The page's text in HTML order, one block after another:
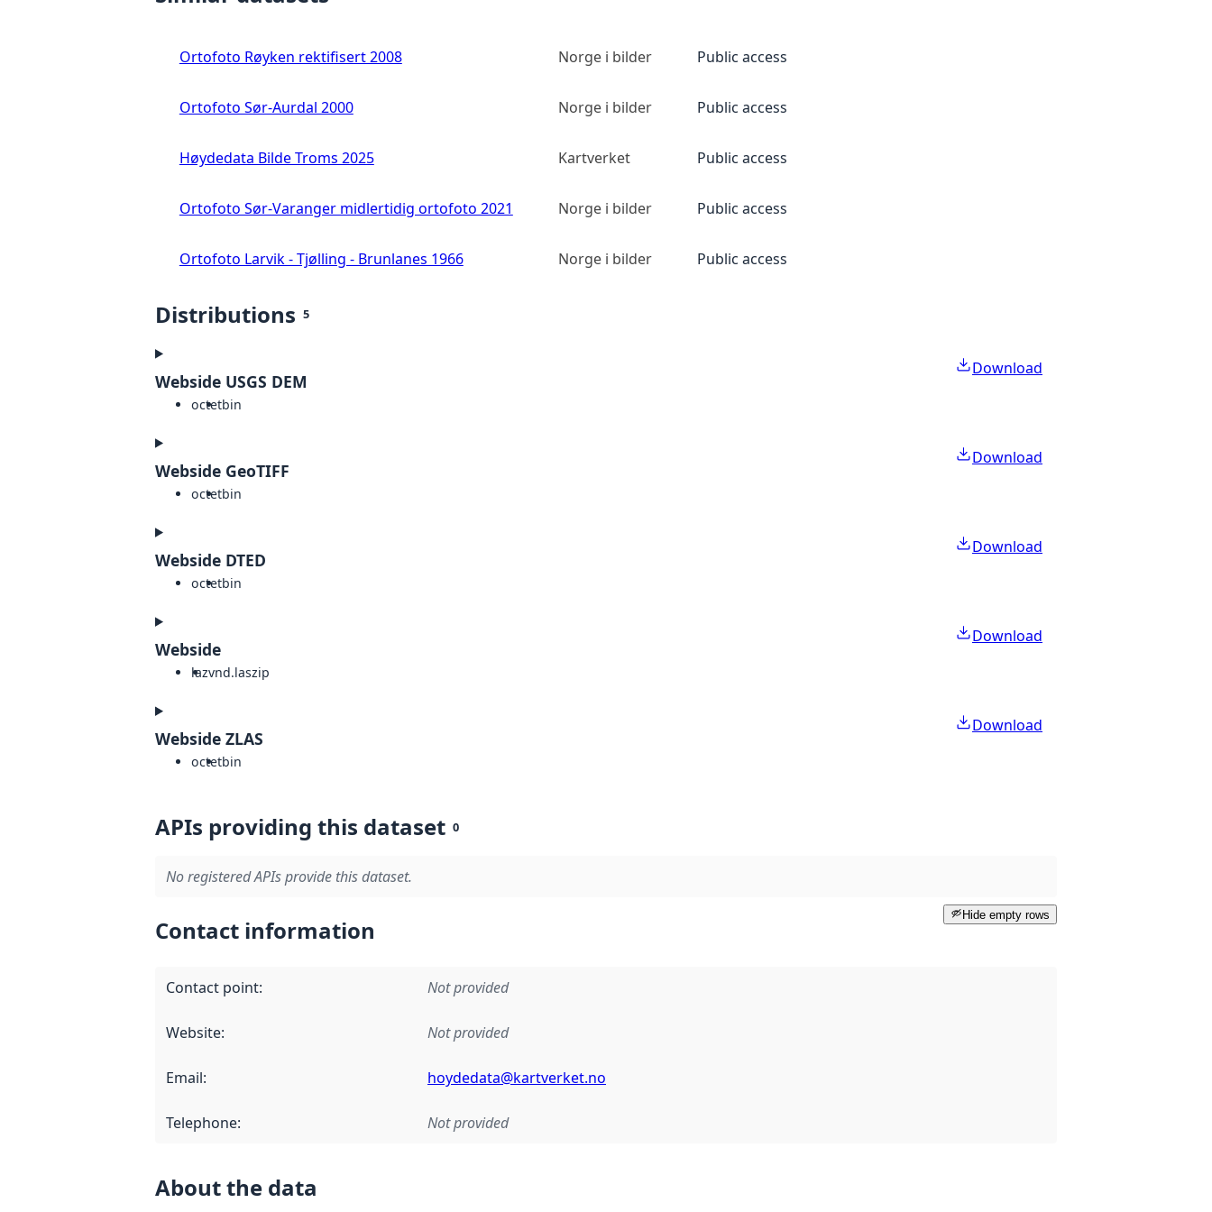
Ortofoto Røyken rektifisert 2008 Norge i bilder Public access
Ortofoto Sør-Aurdal 2000 Norge i bilder Public access
Høydedata Bilde Troms 2025 Kartverket Public access
Ortofoto Sør-Varanger midlertidig ortofoto 2021 Norge i bilder Public access
Ortofoto Larvik - Tjølling - Brunlanes 1966 Norge i bilder Public access
Distributions 5
Webside USGS DEM
octetbin
Download
Webside GeoTIFF
octetbin
Download
Webside DTED
octetbin
Download
Webside
lazvnd.laszip
Download
Webside ZLAS
octetbin
Download
APIs providing this dataset 0
No registered APIs provide this dataset.
Hide empty rows
Contact information
Contact point: Not provided
Website: Not provided
Email: hoydedata@kartverket.no
Telephone: Not provided
About the data